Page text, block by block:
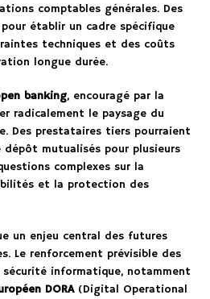
comptables générales. Des
établir un cadre spécifique
techniques et des coûts
longue durée.
banking, encouragé par la
radicalement le paysage du
Des prestataires tiers pourraient
dépôt mutualisés pour plusieurs
complexes sur la
et la protection des
un enjeu central des futures
Le renforcement prévisible des
informatique, notamment
DORA(Digital Operational